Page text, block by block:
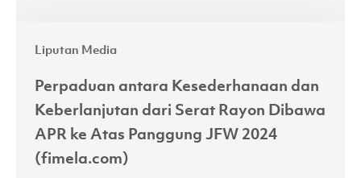
Liputan Media
antara
Kesederhanaan
dan
Keberlanjutan
dari
Serat
Perpaduan antara Kesederhanaan dan
Keberlanjutan dari Serat Rayon Dibawa
APR ke Atas Panggung JFW 2024
(fimela.com)